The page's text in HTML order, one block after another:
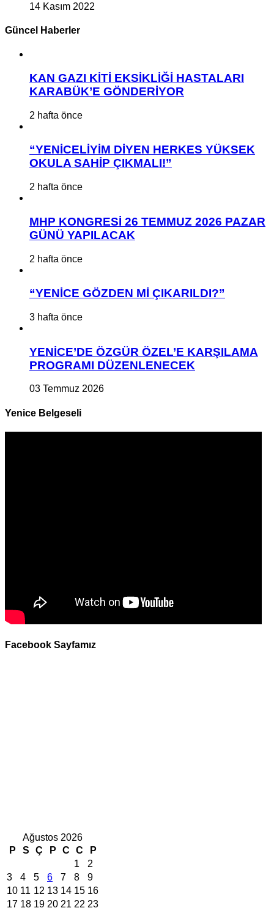
14 Kasım 2022
Güncel Haberler
KAN GAZI KİTİ EKSİKLİĞİ HASTALARI
KARABÜK’E GÖNDERİYOR
2 hafta önce
“YENİCELİYİM DİYEN HERKES YÜKSEK
OKULA SAHİP ÇIKMALI!”
2 hafta önce
MHP KONGRESİ 26 TEMMUZ 2026 PAZAR
GÜNÜ YAPILACAK
2 hafta önce
“YENİCE GÖZDEN Mİ ÇIKARILDI?”
3 hafta önce
YENİCE’DE ÖZGÜR ÖZEL’E KARŞILAMA
PROGRAMI DÜZENLENECEK
03 Temmuz 2026
Yenice Belgeseli
Facebook Sayfamız
Ağustos 2026
P
S Ç P C C
P
1
2
3
4 5 6 7 8
9
10 11 12 13 14 15 16
17 18 19 20 21 22 23